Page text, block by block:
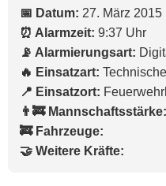
📅 Datum: 27. März 2015
⏰ Alarmzeit: 9:37 Uhr
📡 Alarmierungsart:
🔥 Einsatzart:
📍 Einsatzort:
👨‍🚒 Mannschaftsstärke:
🚒 Fahrzeuge:
🤝 Weitere Kräfte: